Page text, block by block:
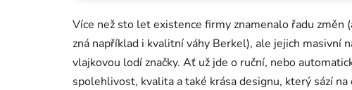
Více než sto let existence firmy znamenalo řadu změn
zná například i kvalitní váhy Berkel), ale jejich masivní
vlajkovou lodí značky. Ať už jde o ruční, nebo
spolehlivost, kvalita a také krása designu, který sází